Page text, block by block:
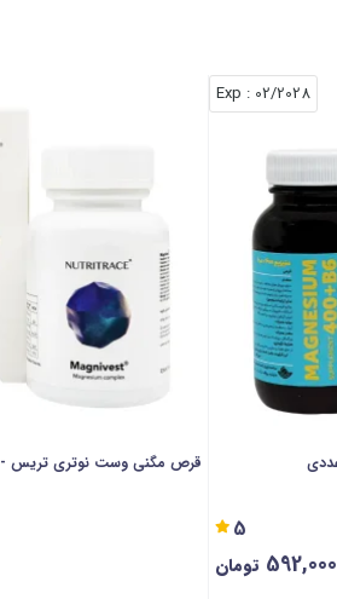
02/2028
: Exp
5
592,000 تومان
قرص مگنی وست نوتری تریس - 30 عددی